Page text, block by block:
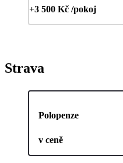
+3 500 Kč /pokoj
Strava
Polopenze
v ceně